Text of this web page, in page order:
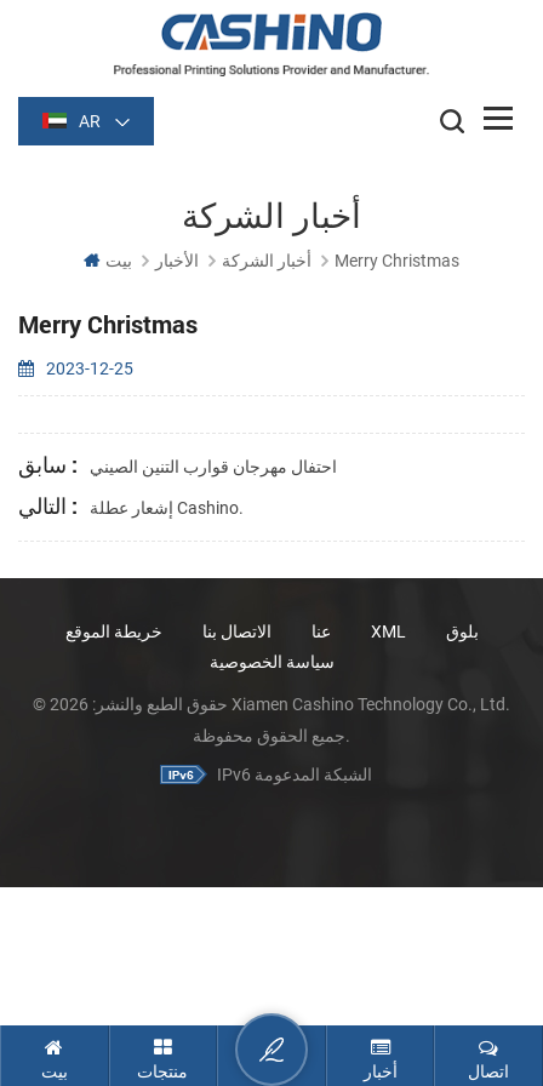
AR
أخبار الشركة
بيت الأخبار أخبار الشركة Merry Christmas
Merry Christmas
2023-12-25
سابق : احتفال مهرجان قوارب التنين الصيني
التالي : إشعار عطلة Cashino.
عنا الاتصال بنا خريطة الموقع XML
بلوق
سياسة الخصوصية
© حقوق الطبع والنشر: 2026 Xiamen Cashino Technology Co., Ltd.
جميع الحقوق محفوظة.
IPv6 الشبكة المدعومة
بيت منتجات أخبار اتصال